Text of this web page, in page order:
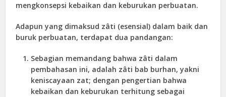
mengkonsepsi kebaikan dan keburukan perbuatan.
Adapun yang dimaksud zâti (esensial) dalam baik dan
buruk perbuatan, terdapat dua pandangan:
Sebagian memandang bahwa zâti dalam
pembahasan ini, adalah zâti bab burhan, yakni
keniscayaan zat; dengan pengertian bahwa
kebaikan dan keburukan terhitung sebagai